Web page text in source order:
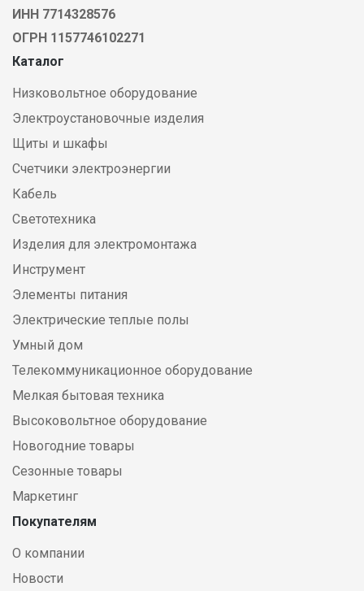
ИНН 7714328576
ОГРН 1157746102271
Каталог
Низковольтное оборудование
Электроустановочные изделия
Щиты и шкафы
Счетчики электроэнергии
Кабель
Светотехника
Изделия для электромонтажа
Инструмент
Элементы питания
Электрические теплые полы
Умный дом
Телекоммуникационное оборудование
Мелкая бытовая техника
Высоковольтное оборудование
Новогодние товары
Сезонные товары
Маркетинг
Покупателям
О компании
Новости